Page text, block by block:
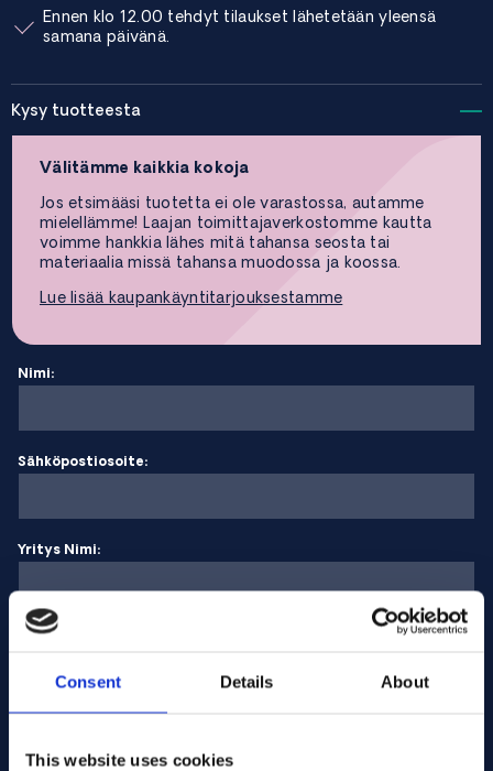
Consent Details About
This website uses cookies
Ennen klo 12.00 tehdyt tilaukset lähetetään yleensä
samana päivänä.
Kysy tuotteesta
Välitämme kaikkia kokoja
Jos etsimääsi tuotetta ei ole varastossa, autamme
mielellämme! Laajan toimittajaverkostomme kautta
voimme hankkia lähes mitä tahansa seosta tai
materiaalia missä tahansa muodossa ja koossa.
Lue lisää kaupankäyntitarjouksestamme
Nimi:
Sähköpostiosoite:
Yritys Nimi:
Syötä määrä